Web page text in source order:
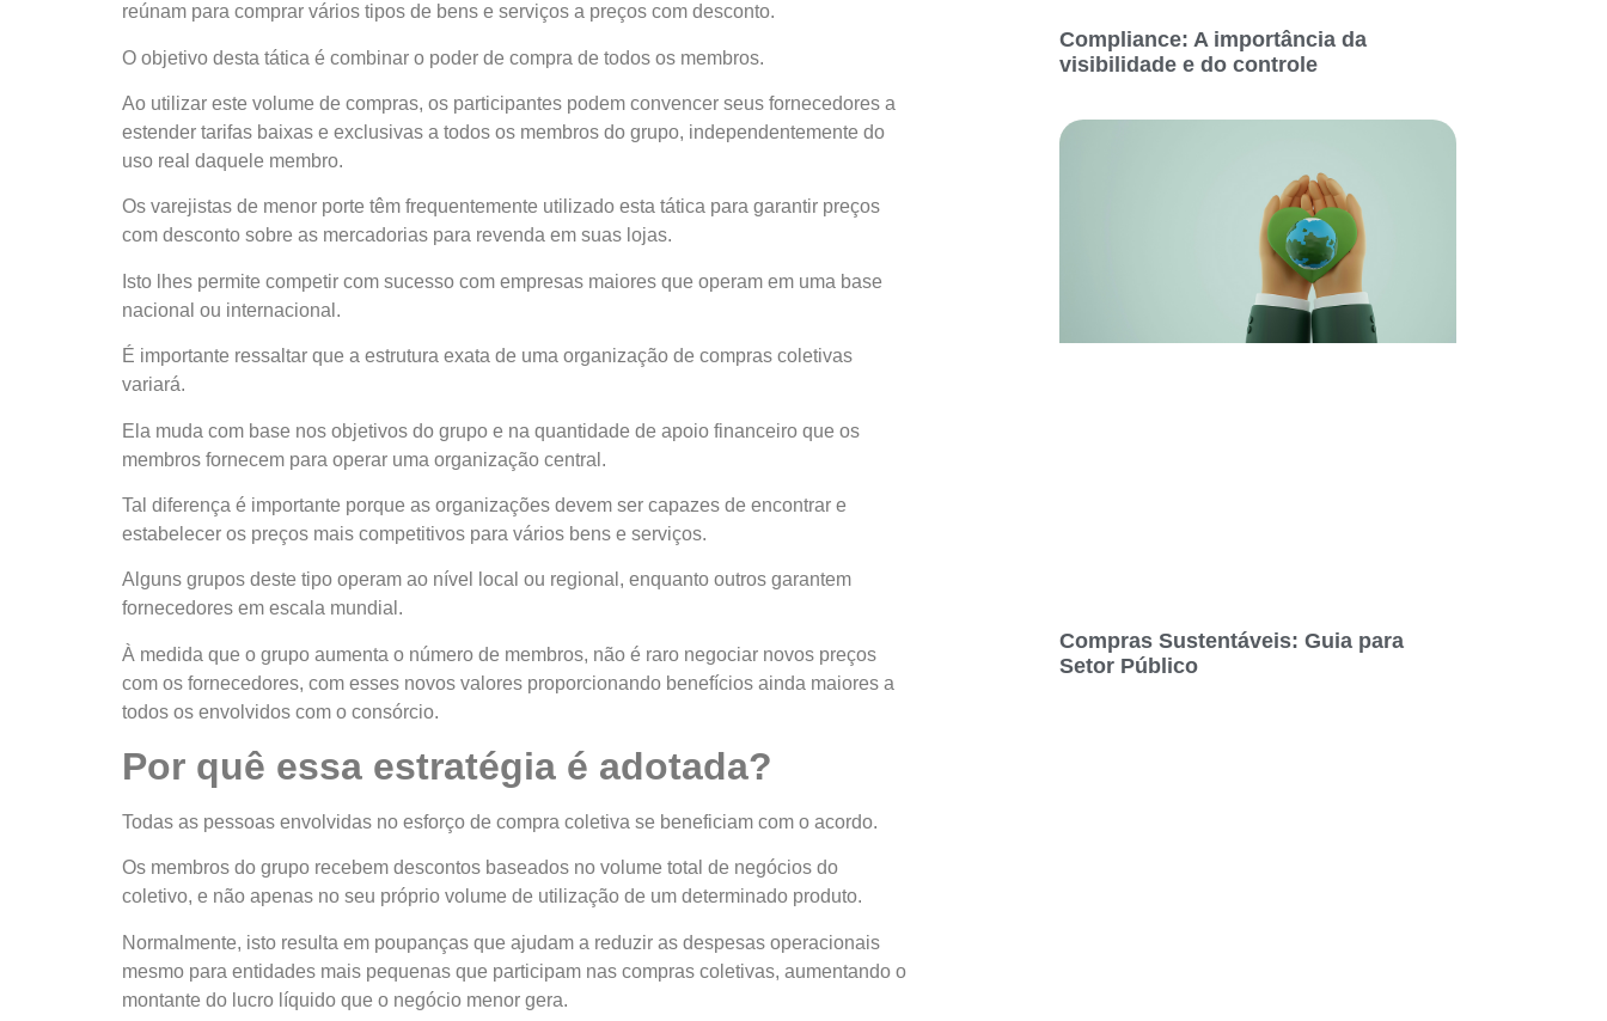
reúnam para comprar vários tipos de bens e serviços a preços com desconto.
O objetivo desta tática é combinar o poder de compra de todos os membros.
Ao utilizar este volume de compras, os participantes podem convencer seus fornecedores a
estender tarifas baixas e exclusivas a todos os membros do grupo, independentemente do
uso real daquele membro.
Os varejistas de menor porte têm frequentemente utilizado esta tática para garantir preços
com desconto sobre as mercadorias para revenda em suas lojas.
Isto lhes permite competir com sucesso com empresas maiores que operam em uma base
nacional ou internacional.
É importante ressaltar que a estrutura exata de uma organização de compras coletivas
variará.
Ela muda com base nos objetivos do grupo e na quantidade de apoio financeiro que os
membros fornecem para operar uma organização central.
Tal diferença é importante porque as organizações devem ser capazes de encontrar e
estabelecer os preços mais competitivos para vários bens e serviços.
Alguns grupos deste tipo operam ao nível local ou regional, enquanto outros garantem
fornecedores em escala mundial.
À medida que o grupo aumenta o número de membros, não é raro negociar novos preços
com os fornecedores, com esses novos valores proporcionando benefícios ainda maiores a
todos os envolvidos com o consórcio.
Por quê essa estratégia é adotada?
Todas as pessoas envolvidas no esforço de compra coletiva se beneficiam com o acordo.
Os membros do grupo recebem descontos baseados no volume total de negócios do
coletivo, e não apenas no seu próprio volume de utilização de um determinado produto.
Normalmente, isto resulta em poupanças que ajudam a reduzir as despesas operacionais
mesmo para entidades mais pequenas que participam nas compras coletivas, aumentando o
montante do lucro líquido que o negócio menor gera.
Compliance: A importância da
visibilidade e do controle
Compras Sustentáveis: Guia para
Setor Público